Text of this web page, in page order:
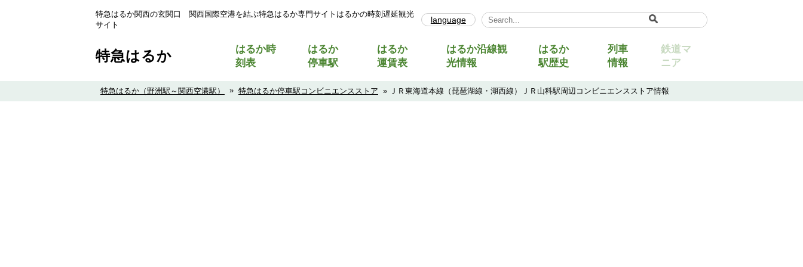
特急はるか関西の玄関口 関西国際空港を結ぶ特急はるか専門サイトはるかの時刻遅延観光
サイト
language
Select Language ▼
特急はるか
はるか時
刻表
はるか
停車駅
はるか
運賃表
はるか沿線観
光情報
はるか
駅歴史
列車
情報
鉄道マ
ニア
特急はるか（野洲駅～関西空港駅） » 特急はるか停車駅コンビニエンスストア » ＪＲ東海道本線（琵琶湖線・湖西線）ＪＲ山科駅周辺コンビニエンスストア情報